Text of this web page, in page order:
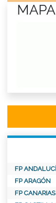
FP
FP ARAGÓN
FP CANARIAS